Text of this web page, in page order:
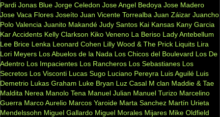
Pardi Jonas Blue Jorge Celedon Jose Angel Bedoya Jose Madero
Jose Vaca Flores Joseíto Juan Vicente Torrealba Juan Záizar Juancho
Polo Valencia Juanito Makandé Judy Santos Kai Kansas Kany Garcia
Kar Accidents Kelly Clarkson Kiko Veneno La Beriso Lady Antebellum
Lee Brice Lenka Leonard Cohen Lilly Wood & The Prick Liquits Lira
Lori Meyers Los Abuelos de la Nada Los Chicos del Boulevard Los De
Adentro Los Impacientes Los Rancheros Los Sebastianes Los
Secretos Los Visconti Lucas Sugo Luciano Pereyra Luis Aguilé Luis
Demetrio Lukas Graham Luke Bryan Luz Casal M clan Maddie & Tae
Maldita Nerea Manolo Tena Manuel Julian Manuel Turizo Marcelino
Guerra Marco Aurelio Marcos Yaroide Marta Sanchez Martín Urieta
Mendelssohn Miguel Gallardo Miguel Morales Mijares Mike Oldfield